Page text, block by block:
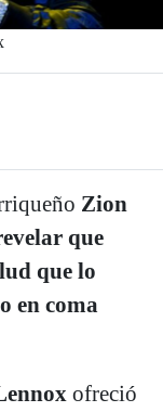
Icon
Zion
que
que lo
en coma
ofreció